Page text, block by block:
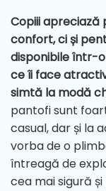
Copiii
confort, ci și
disponibile într-
ce îi face
simtă la modă
pantofi sunt
casual, dar și la
vorba de o
întreagă de
cea mai sigură